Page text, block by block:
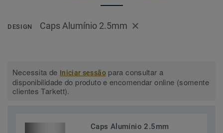
DESIGN Caps Alumínio 2.5mm
Necessita de Iniciar sessãopara consultar a
disponibilidade do produto e encomendar online (somente
clientes Tarkett).
Caps Alumínio 2.5mm